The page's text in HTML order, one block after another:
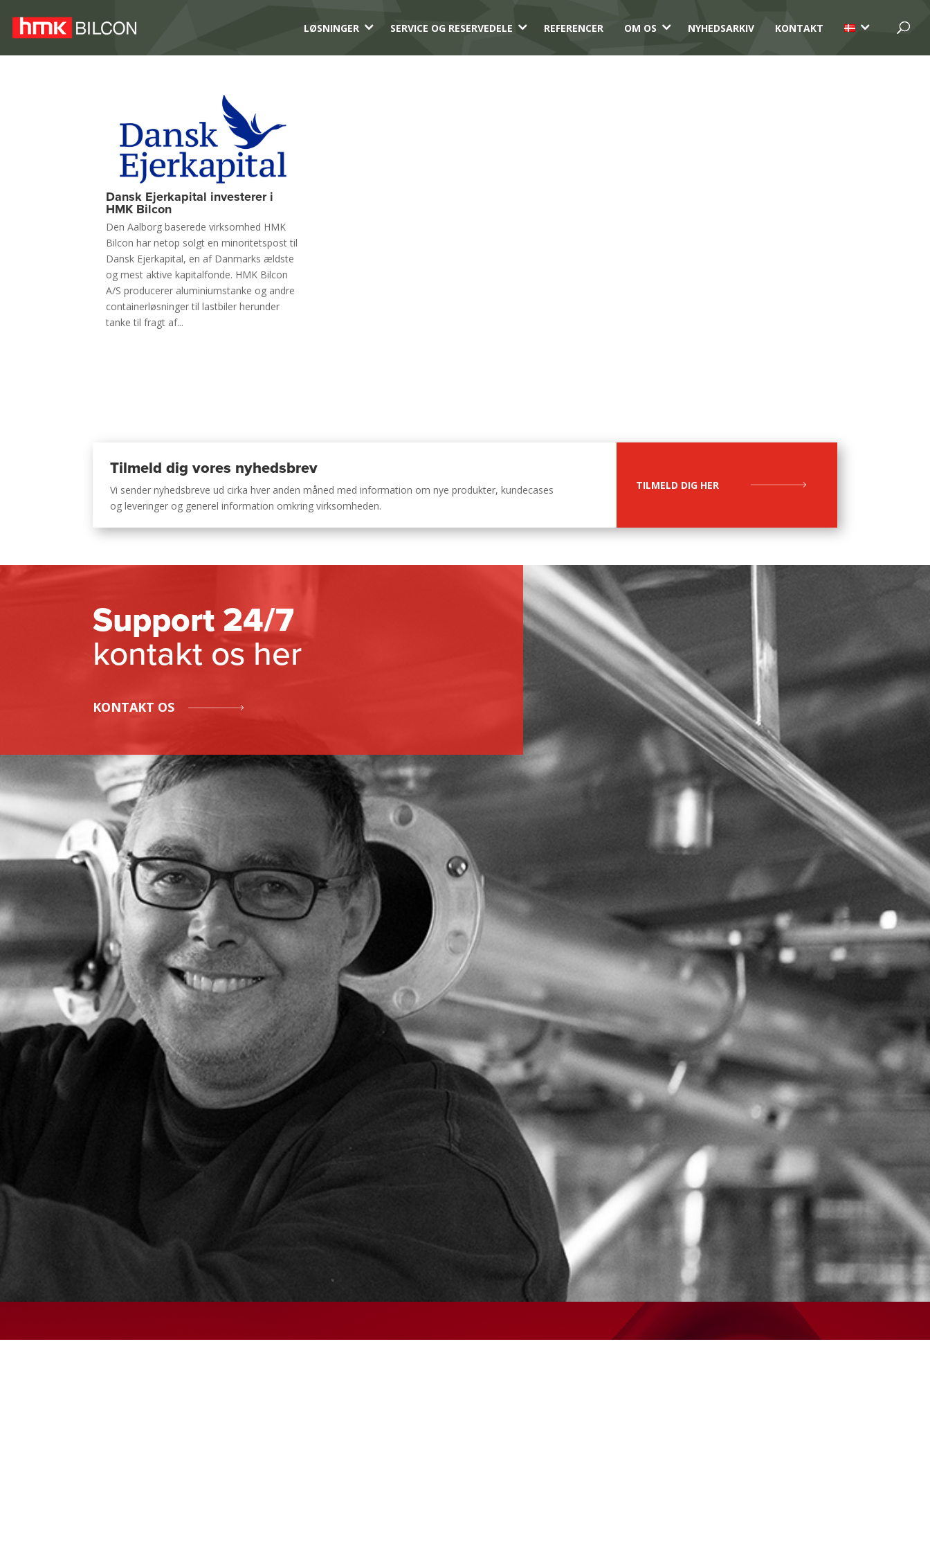
LØSNINGER 3 SERVICE OG RESERVEDELE 3 REFERENCER OM OS 3 NYHEDSARKIV KONTAKT 3
Dansk Ejerkapital investerer i
HMK Bilcon
Den Aalborg baserede virksomhed HMK
Bilcon har netop solgt en minoritetspost til
Dansk Ejerkapital, en af Danmarks ældste
og mest aktive kapitalfonde. HMK Bilcon
A/S producerer aluminiumstanke og andre
containerløsninger til lastbiler herunder
tanke til fragt af...
Tilmeld dig vores nyhedsbrev
Vi sender nyhedsbreve ud cirka hver anden måned med information om nye produkter, kundecases
og leveringer og generel information omkring virksomheden.
TILMELD DIG HER
Support 24/7
kontakt os her
KONTAKT OS